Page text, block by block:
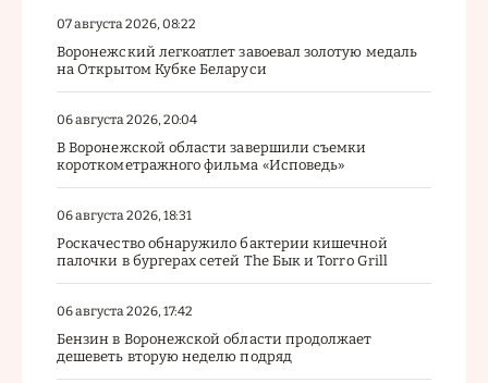
07 августа 2026, 08:22
Воронежский легкоатлет завоевал золотую медаль
на Открытом Кубке Беларуси
06 августа 2026, 20:04
В Воронежской области завершили съемки
короткометражного фильма «Исповедь»
06 августа 2026, 18:31
Роскачество обнаружило бактерии кишечной
палочки в бургерах сетей The Бык и Torro Grill
06 августа 2026, 17:42
Бензин в Воронежской области продолжает
дешеветь вторую неделю подряд